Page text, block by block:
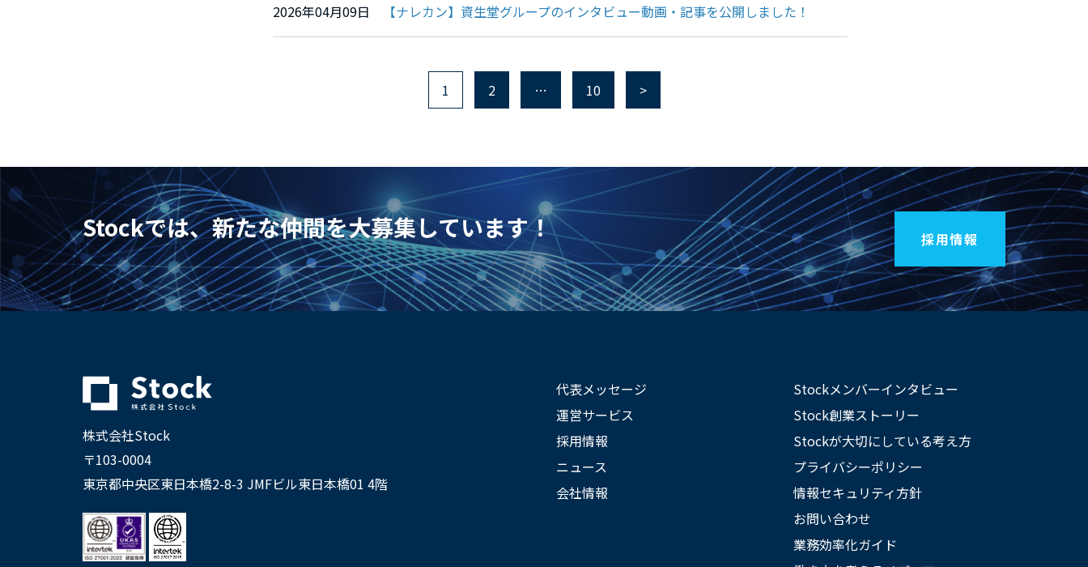
2026年04月09日 【ナレカン】資生堂グループのインタビュー動画・記事を公開しました！
1 2 … 10 >
Stockでは、新たな仲間を大募集しています！ 採用情報
株式会社Stock
〒103-0004
東京都中央区東日本橋2-8-3 JMFビル東日本橋01 4階
代表メッセージ
運営サービス
採用情報
ニュース
会社情報
Stockメンバーインタビュー
Stock創業ストーリー
Stockが大切にしている考え方
プライバシーポリシー
情報セキュリティ方針
お問い合わせ
業務効率化ガイド